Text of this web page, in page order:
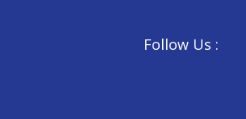
Follow Us :